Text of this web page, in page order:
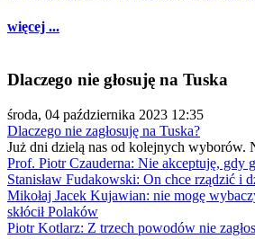
więcej ...
Dlaczego nie głosuję na Tuska
środa, 04 października 2023 12:35
Dlaczego nie zagłosuję na Tuska?
Już dni dzielą nas od kolejnych wyborów.
Prof. Piotr Czauderna: Nie akceptuję, gdy
Stanisław Fudakowski: On chce rządzić i
Mikołaj Jacek Kujawian: nie mogę
skłócił Polaków
Piotr Kotlarz: Z trzech powodów nie